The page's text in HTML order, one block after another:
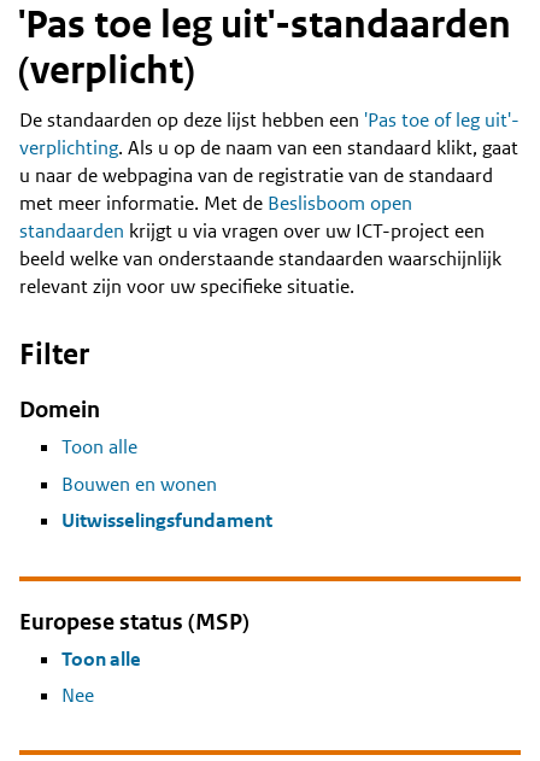
'Pas toe leg uit'-standaarden
(verplicht)
Content
De standaarden op deze lijst hebben een 'Pas toe of leg uit'-
verplichting. Als u op de naam van een standaard klikt, gaat
u naar de webpagina van de registratie van de standaard
met meer informatie. Met de Beslisboom open
standaarden krijgt u via vragen over uw ICT-project een
beeld welke van onderstaande standaarden waarschijnlijk
relevant zijn voor uw specifieke situatie.
Filter
Domein
Toon alle
Bouwen en wonen
Uitwisselingsfundament
Europese status (MSP)
Toon alle
Nee